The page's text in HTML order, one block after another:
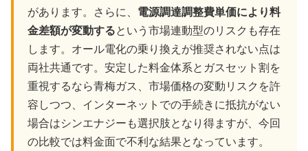
があります。さらに、 電源調達調整費単価により料
金差額が変動するという市場連動型のリスクも存在
します。オール電化の乗り換えが推奨されない点は
両社共通です。安定した料金体系とガスセット割を
重視するなら青梅ガス、市場価格の変動リスクを許
容しつつ、インターネットでの手続きに抵抗がない
場合はシンエナジーも選択肢となり得ますが、今回
の比較では料金面で不利な結果となっています。